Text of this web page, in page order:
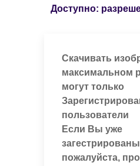
Доступно:
Скачивать
максимальном
могут только
пользователи
Если Вы уже
пожалуйста,